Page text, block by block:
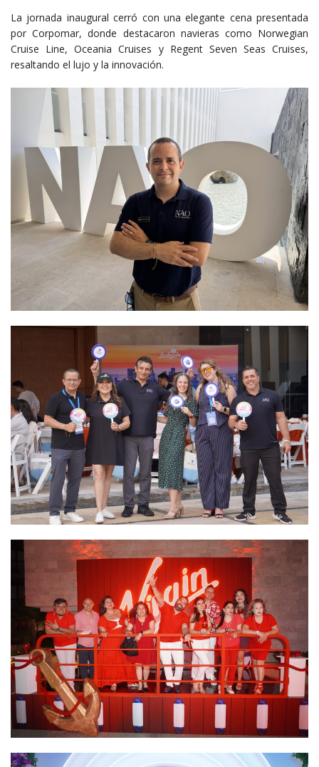
La jornada inaugural cerró con una elegante cena presentada
por Corpomar, donde destacaron navieras como Norwegian
Cruise Line, Oceania Cruises y Regent Seven Seas Cruises,
resaltando el lujo y la innovación.